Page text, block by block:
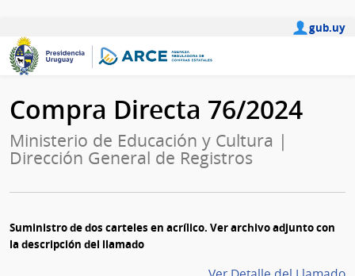
gub.uy
Compra Directa 76/2024
Ministerio de Educación y Cultura |
Dirección General de Registros
Suministro de dos carteles en acrílico. Ver archivo adjunto con
la descripción del llamado